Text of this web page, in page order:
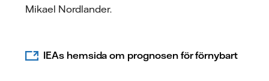
Mikael Nordlander.
IEAs hemsida om prognosen för förnybart